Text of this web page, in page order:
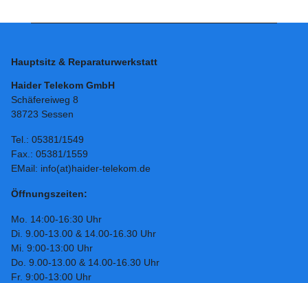
Hauptsitz & Reparaturwerkstatt
Haider Telekom GmbH
Schäfereiweg 8
38723 Sessen
Tel.: 05381/1549
Fax.: 05381/1559
EMail: info(at)haider-telekom.de
Öffnungszeiten:
Mo. 14:00-16:30 Uhr
Di. 9.00-13.00 & 14.00-16.30 Uhr
Mi. 9:00-13:00 Uhr
Do. 9.00-13.00 & 14.00-16.30 Uhr
Fr. 9:00-13:00 Uhr